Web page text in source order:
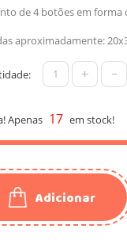
de 4 botões em forma
aproximadamente:
+ -
Apenas 17 em stock!
Adicionar